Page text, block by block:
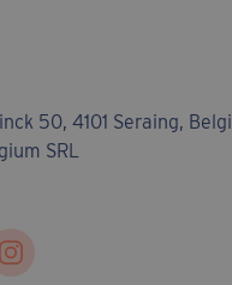
50, 4101 Seraing,
SRL